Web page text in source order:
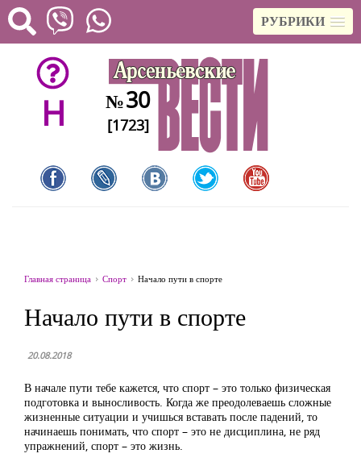
РУБРИКИ
H №30
[1723]
Главная страница Спорт Начало пути в спорте
Начало пути в спорте
20.08.2018
В начале пути тебе кажется, что спорт – это только физическая
подготовка и выносливость. Когда же преодолеваешь сложные
жизненные ситуации и учишься вставать после падений, то
начинаешь понимать, что спорт – это не дисциплина, не ряд
упражнений, спорт – это жизнь.